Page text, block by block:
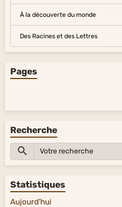
À la découverte du monde
Des Racines et des Lettres
Pages
Recherche
Statistiques
Aujourd'hui